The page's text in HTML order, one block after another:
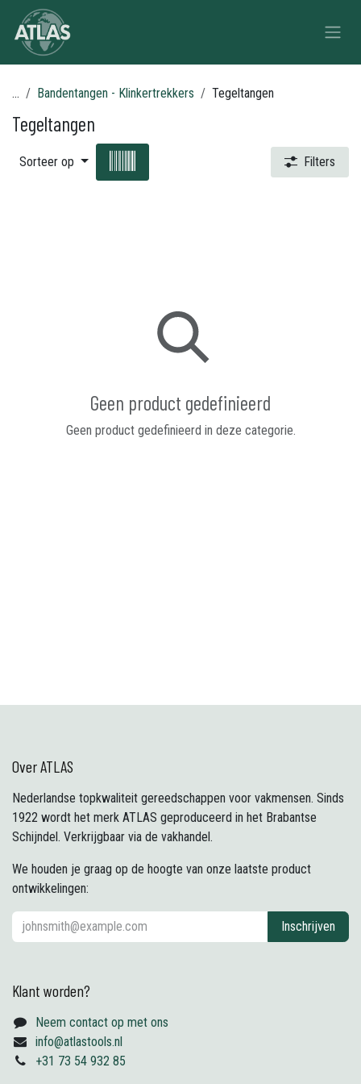
Overslaan naar inhoud
... Bandentangen - Klinkertrekkers Tegeltangen
Tegeltangen
Sorteer op Filters
Geen product gedefinieerd
Geen product gedefinieerd in deze categorie.
Over ATLAS
Nederlandse topkwaliteit gereedschappen voor vakmensen. Sinds
1922 wordt het merk ATLAS geproduceerd in het Brabantse
Schijndel. Verkrijgbaar via de vakhandel.
We houden je graag op de hoogte van onze laatste product
ontwikkelingen:
Inschrijven
Klant worden?
Neem contact op met ons
info@atlastools.nl
+31 73 54 932 85